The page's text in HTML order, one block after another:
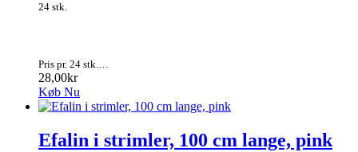
24 stk.
Pris pr. 24 stk.…
28,00kr
Køb Nu
Efalin i strimler, 100 cm lange, pink